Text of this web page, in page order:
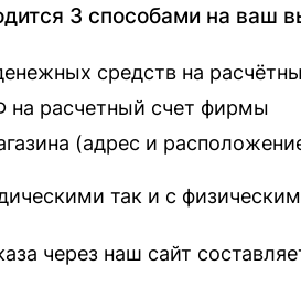
3 способами на ваш
средств на
на расчетный счет фирмы
(адрес и
так и с
заказа через наш